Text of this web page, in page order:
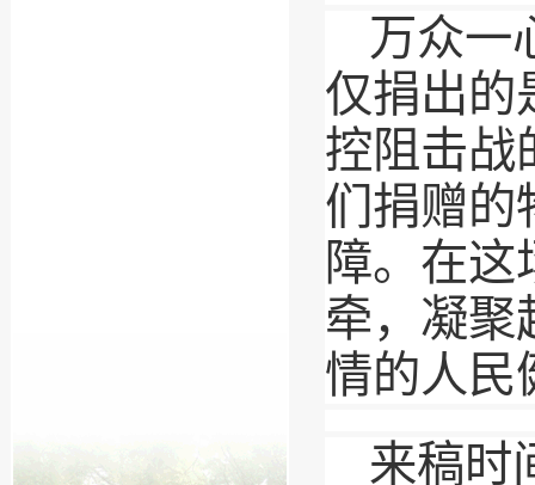
万众一
仅捐出的
控阻击战
们捐赠的
障。在
牵，凝聚
情的人民
来稿时